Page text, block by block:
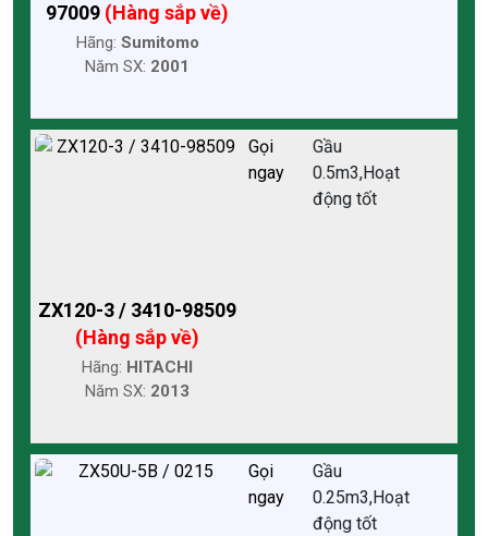
97009 (Hàng sắp về)
Hãng: Sumitomo
Năm SX: 2001
ZX120-3 / 3410-98509
(Hàng sắp về)
Hãng: HITACHI
Năm SX: 2013
Gọi
ngay
Gầu
0.5m3,Hoạt
động tốt
Gọi
ngay
Gầu
0.25m3,Hoạt
động tốt